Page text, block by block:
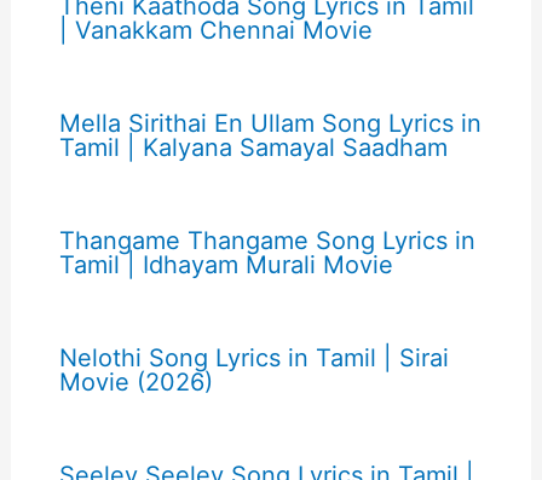
Theni Kaathoda Song Lyrics in Tamil
| Vanakkam Chennai Movie
Mella Sirithai En Ullam Song Lyrics in
Tamil | Kalyana Samayal Saadham
Thangame Thangame Song Lyrics in
Tamil | Idhayam Murali Movie
Nelothi Song Lyrics in Tamil | Sirai
Movie (2026)